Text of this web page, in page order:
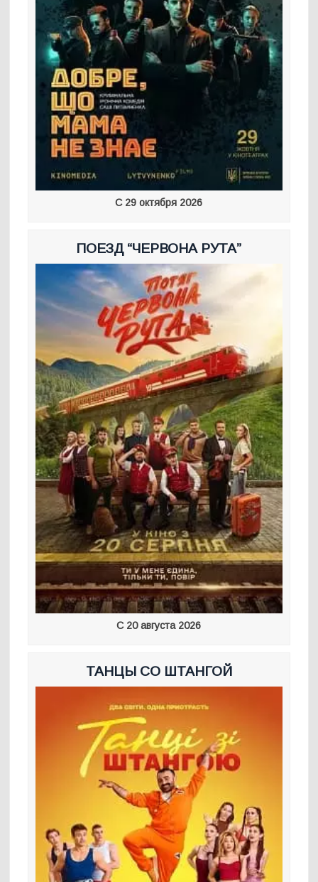
С 29 октября 2026
ПОЕЗД “ЧЕРВОНА РУТА”
С 20 августа 2026
ТАНЦЫ СО ШТАНГОЙ